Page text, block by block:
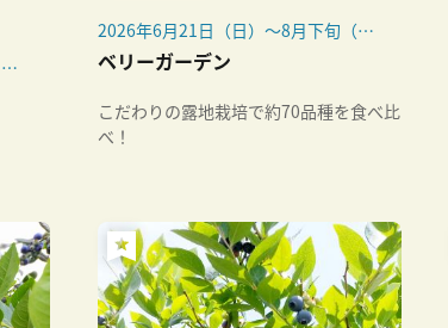
2026年6月21日（日）～8月下旬（予
定）
ベリーガーデン
こだわりの露地栽培で約70品種を食べ比
べ！